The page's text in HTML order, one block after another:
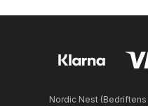
Nordic Nest